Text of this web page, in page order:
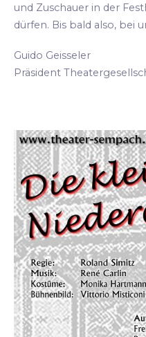
und Zuschauer in der
dürfen. Bis bald also, bei
Guido Geisseler
Präsident